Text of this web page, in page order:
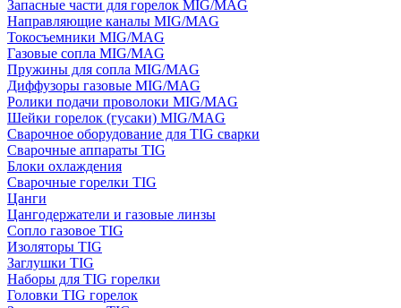
Запасные части для горелок MIG/MAG
Направляющие каналы MIG/MAG
Токосъемники MIG/MAG
Газовые сопла MIG/MAG
Пружины для сопла MIG/MAG
Диффузоры газовые MIG/MAG
Ролики подачи проволоки MIG/MAG
Шейки горелок (гусаки) MIG/MAG
Сварочное оборудование для TIG сварки
Сварочные аппараты TIG
Блоки охлаждения
Сварочные горелки TIG
Цанги
Цангодержатели и газовые линзы
Сопло газовое TIG
Изоляторы TIG
Заглушки TIG
Наборы для TIG горелки
Головки TIG горелок